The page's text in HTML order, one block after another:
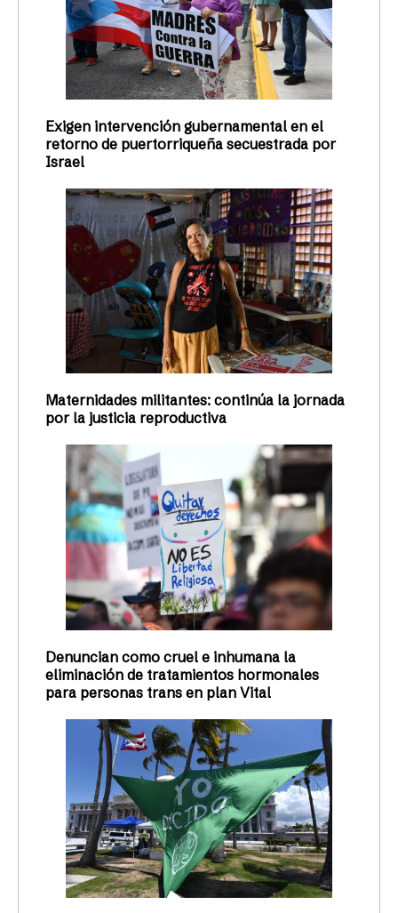
Exigen intervención gubernamental en el
retorno de puertorriqueña secuestrada por
Israel
Maternidades militantes: continúa la jornada
por la justicia reproductiva
Denuncian como cruel e inhumana la
eliminación de tratamientos hormonales
para personas trans en plan Vital